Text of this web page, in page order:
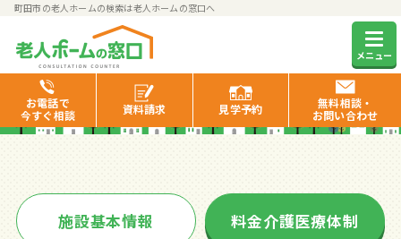
町田市の老人ホームの検索は老人ホームの窓口へ
メニュー
お電話で
今すぐ相談
資料請求 見学予約
無料相談・
お問い合わせ
SOMPOケアラヴィーレ町田小
野路
施設基本情報 料金介護医療体制